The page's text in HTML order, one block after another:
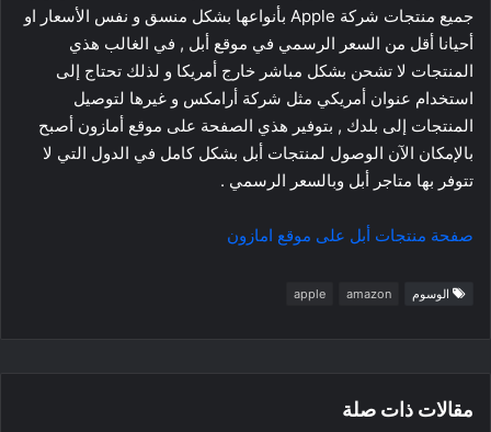
جميع منتجات شركة Apple بأنواعها بشكل منسق و نفس الأسعار او
أحيانا أقل من السعر الرسمي في موقع أبل , في الغالب هذي
المنتجات لا تشحن بشكل مباشر خارج أمريكا و لذلك تحتاج إلى
استخدام عنوان أمريكي مثل شركة أرامكس و غيرها لتوصيل
المنتجات إلى بلدك , بتوفير هذي الصفحة على موقع أمازون أصبح
بالإمكان الآن الوصول لمنتجات أبل بشكل كامل في الدول التي لا
تتوفر بها متاجر أبل وبالسعر الرسمي .
صفحة منتجات أبل على موقع امازون
الوسوم amazon
apple
مقالات ذات صلة